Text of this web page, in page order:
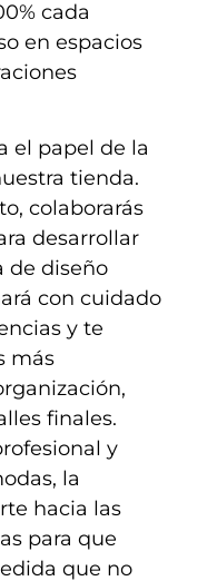
cada
en espacios
el papel de la
tienda.
colaborarás
desarrollar
de diseño
con cuidado
y te
más
finales.
y
la
hacia las
para que
que no